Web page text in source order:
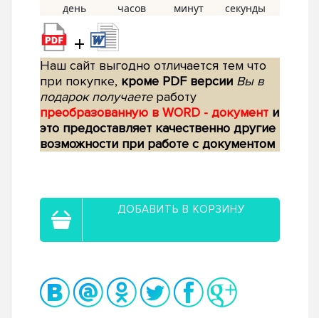
+
Наш сайт выгодно отличается тем что
при покупке, кроме PDF версии Вы в
подарок получаетеработу
преобразованную в WORD - документ и
это предоставляет качественно другие
возможности при работе с документом
ДОБАВИТЬ В КОРЗИНУ